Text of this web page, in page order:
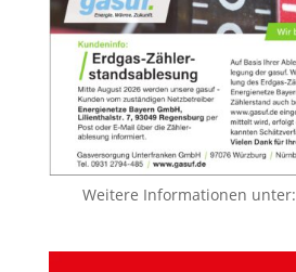
Weitere Informationen unter: